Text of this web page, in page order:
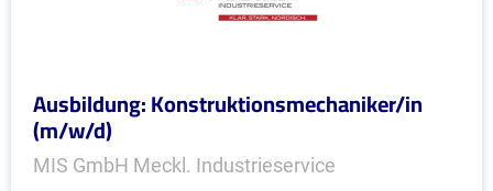
Ausbildung: Konstruktionsmechaniker/in
(m/w/d)
MIS GmbH Meckl. Industrieservice